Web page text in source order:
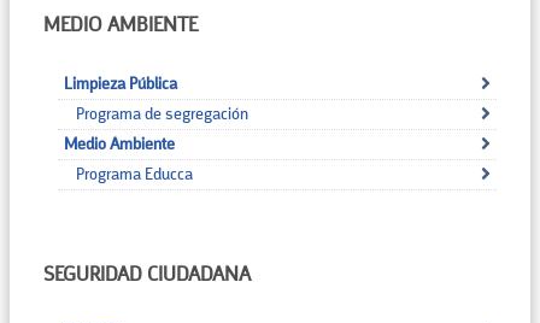
MEDIO AMBIENTE
Limpieza Pública
Programa de segregación
Medio Ambiente
Programa Educca
SEGURIDAD CIUDADANA